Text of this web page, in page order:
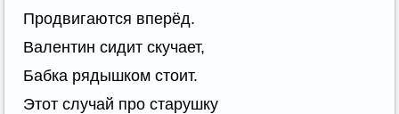
Продвигаются вперёд.
Валентин сидит скучает,
Бабка рядышком стоит.
Этот случай про старушку